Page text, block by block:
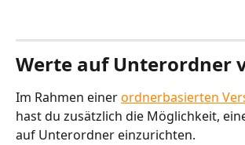
Werte auf Unterordner
Im Rahmen einer ordnerbasierten
hast du zusätzlich die Möglichkeit,
auf Unterordner einzurichten.